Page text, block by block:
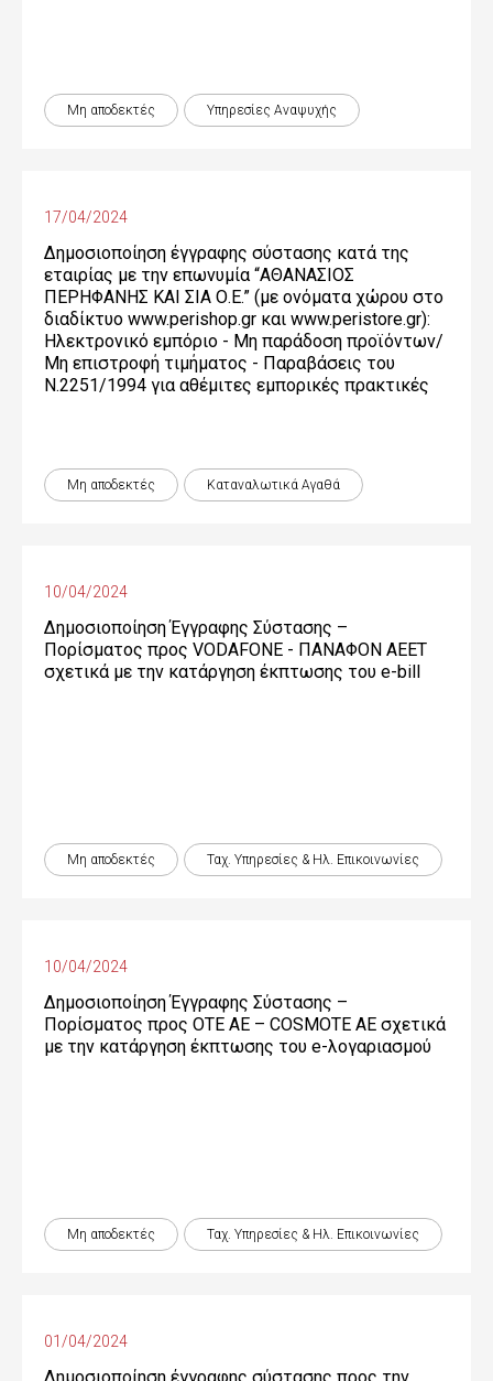
Μη αποδεκτές Υπηρεσίες Αναψυχής
17/04/2024
Δημοσιοποίηση έγγραφης σύστασης κατά της
εταιρίας με την επωνυμία “ΑΘΑΝΑΣΙΟΣ
ΠΕΡΗΦΑΝΗΣ ΚΑΙ ΣΙΑ Ο.Ε.” (με ονόματα χώρου στο
διαδίκτυο www.perishop.gr και www.peristore.gr):
Ηλεκτρονικό εμπόριο - Μη παράδοση προϊόντων/
Μη επιστροφή τιμήματος - Παραβάσεις του
Ν.2251/1994 για αθέμιτες εμπορικές πρακτικές
Μη αποδεκτές Καταναλωτικά Αγαθά
10/04/2024
Δημοσιοποίηση Έγγραφης Σύστασης –
Πορίσματος προς VODAFONE - ΠΑΝΑΦΟΝ ΑΕΕΤ
σχετικά με την κατάργηση έκπτωσης του e-bill
Μη αποδεκτές Ταχ. Υπηρεσίες & Ηλ. Επικοινωνίες
10/04/2024
Δημοσιοποίηση Έγγραφης Σύστασης –
Πορίσματος προς OTE ΑΕ – COSMOTE ΑΕ σχετικά
με την κατάργηση έκπτωσης του e-λογαριασμού
Μη αποδεκτές Ταχ. Υπηρεσίες & Ηλ. Επικοινωνίες
01/04/2024